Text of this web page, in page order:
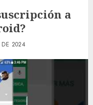
a
DE 2024